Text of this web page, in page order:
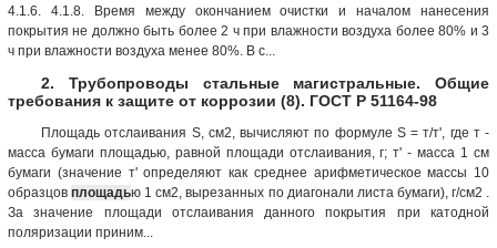
4.1.6. 4.1.8. Время между окончанием очистки и началом нанесения
покрытия не должно быть более 2 ч при влажности воздуха более 80% и 3
ч при влажности воздуха менее 80%. В с...
2. Трубопроводы стальные магистральные. Общие
требования к защите от коррозии (8). ГОСТ Р 51164-98
Площадь отслаивания S, см2, вычисляют по формуле S = т/т', где т -
масса бумаги площадью, равной площади отслаивания, г; т' - масса 1 см
бумаги (значение т' определяют как среднее арифметическое массы 10
образцовплощадью 1 см2, вырезанных по диагонали листа бумаги), г/см2 .
За значение площади отслаивания данного покрытия при катодной
поляризации приним...